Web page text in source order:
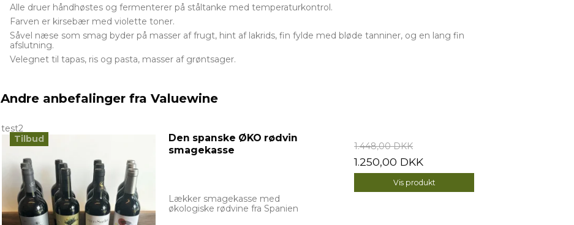
Alle druer håndhøstes og fermenterer på ståltanke med temperaturkontrol.
Farven er kirsebær med violette toner.
Såvel næse som smag byder på masser af frugt, hint af lakrids, fin fylde med bløde tanniner, og en lang fin
afslutning.
Velegnet til tapas, ris og pasta, masser af grøntsager.
Andre anbefalinger fra Valuewine
Tilbud
test2
Den spanske ØKO rødvin
smagekasse
Lækker smagekasse med
økologiske rødvine fra Spanien
1.448,00 DKK
1.250,00 DKK
Vis produkt